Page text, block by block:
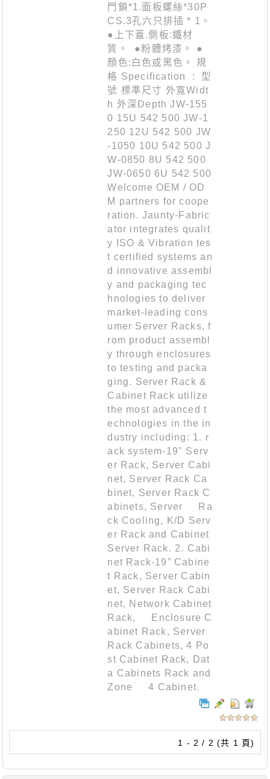
門鎖*1.面板螺絲*30P
CS.3孔六只排插 * 1。
●上下蓋.側板:鐵材
質。 ●粉體烤漆。 ●
顏色:白色或黑色。 規
格 Specification : 型
號 標準尺寸 外寬Widt
h 外深Depth JW-155
0 15U 542 500 JW-1
250 12U 542 500 JW
-1050 10U 542 500 J
W-0850 8U 542 500
JW-0650 6U 542 500
Welcome OEM / OD
M partners for coope
ration. Jaunty-Fabric
ator integrates qualit
y ISO & Vibration tes
t certified systems an
d innovative assembl
y and packaging tec
hnologies to deliver
market-leading cons
umer Server Racks, f
rom product assembl
y through enclosures
to testing and packa
ging. Server Rack &
Cabinet Rack utilize
the most advanced t
echnologies in the in
dustry including: 1. r
ack system-19" Serv
er Rack, Server Cabi
net, Server Rack Ca
binet, Server Rack C
abinets, Server Ra
ck Cooling, K/D Serv
er Rack and Cabinet
Server Rack. 2. Cabi
net Rack-19” Cabine
t Rack, Server Cabin
et, Server Rack Cabi
net, Network Cabinet
Rack, Enclosure C
abinet Rack, Server
Rack Cabinets, 4 Po
st Cabinet Rack, Dat
a Cabinets Rack and
Zone 4 Cabinet.
1 - 2 / 2 (共 1 頁)